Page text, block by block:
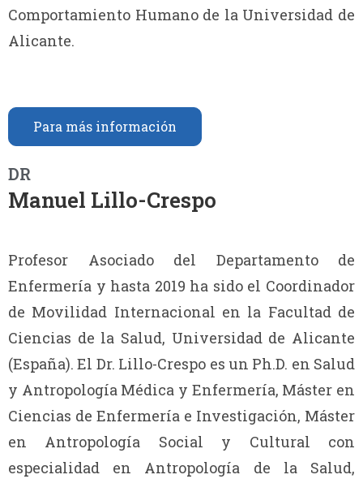
Comportamiento Humano de la Universidad de
Alicante.
Para más información
DR
Manuel Lillo-Crespo
Profesor Asociado del Departamento de
Enfermería y hasta 2019 ha sido el Coordinador
de Movilidad Internacional en la Facultad de
Ciencias de la Salud, Universidad de Alicante
(España). El Dr. Lillo-Crespo es un Ph.D. en Salud
y Antropología Médica y Enfermería, Máster en
Ciencias de Enfermería e Investigación, Máster
en Antropología Social y Cultural con
especialidad en Antropología de la Salud,